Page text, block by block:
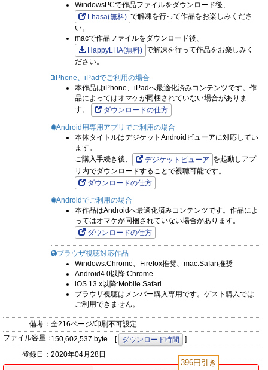
WindowsPCで作品ファイルをダウンロード後、
Lhasa(無料) で解凍を行って作品をお楽しみくださ
い。
macで作品ファイルをダウンロード後、
HappyLHA(無料) で解凍を行って作品をお楽しみく
ださい。
iPhone、iPadでご利用の場合
本作品はiPhone、iPadへ最適化済みコンテンツです。作
品によってはオマケが同梱されていない場合がありま
す。
ダウンロードの仕方
Android用専用アプリでご利用の場合
本体タイトルはデジケットAndroidビューアに対応してい
ます。
ご購入手続き後、
デジケットビューア を起動しアプ
リ内でダウンロードすることで視聴可能です。
ダウンロードの仕方
Androidでご利用の場合
本作品はAndroidへ最適化済みコンテンツです。作品によ
ってはオマケが同梱されていない場合があります。
ダウンロードの仕方
ブラウザ視聴対応作品
Windows:Chrome、Firefox推奨、mac:Safari推奨
Android4.0以降:Chrome
iOS 13.x以降:Mobile Safari
ブラウザ視聴はメンバー購入専用です。ゲスト購入では
ご利用できません。
備考： 全216ページ/印刷不可設定
ファイル容量：150,602,537 byte [ ダウンロード時間
]
登録日： 2020年04月28日
396円引き